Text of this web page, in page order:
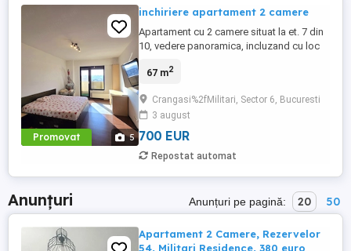
Promovat 5
inchiriere apartament 2 camere
Apartament cu 2 camere situat la et. 7 din
10, vedere panoramica, incluzand cu loc
7 min de statia de tramvai (41) Pod Ciurel
Poenaru.
67 m2
Crangasi%2fMilitari, Sector 6, Bucuresti
3 august
700 EUR
Repostat automat
Anunțuri Anunțuri pe pagină: 20 50
Apartament 2 Camere, Rezervelor
54, Militari Residence, 380 euro